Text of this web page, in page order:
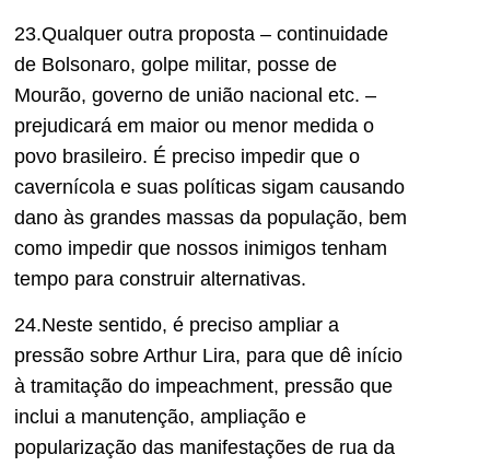
23.Qualquer outra proposta – continuidade
de Bolsonaro, golpe militar, posse de
Mourão, governo de união nacional etc. –
prejudicará em maior ou menor medida o
povo brasileiro. É preciso impedir que o
cavernícola e suas políticas sigam causando
dano às grandes massas da população, bem
como impedir que nossos inimigos tenham
tempo para construir alternativas.
24.Neste sentido, é preciso ampliar a
pressão sobre Arthur Lira, para que dê início
à tramitação do impeachment, pressão que
inclui a manutenção, ampliação e
popularização das manifestações de rua da